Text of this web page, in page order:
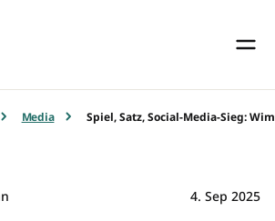
Media Spiel, Satz, Social-Media-Sieg:
4. Sep 2025